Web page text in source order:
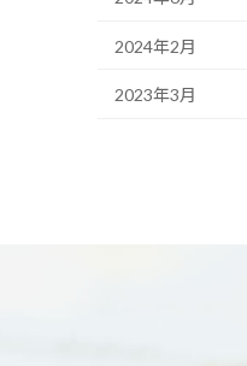
2024年2月
2023年3月